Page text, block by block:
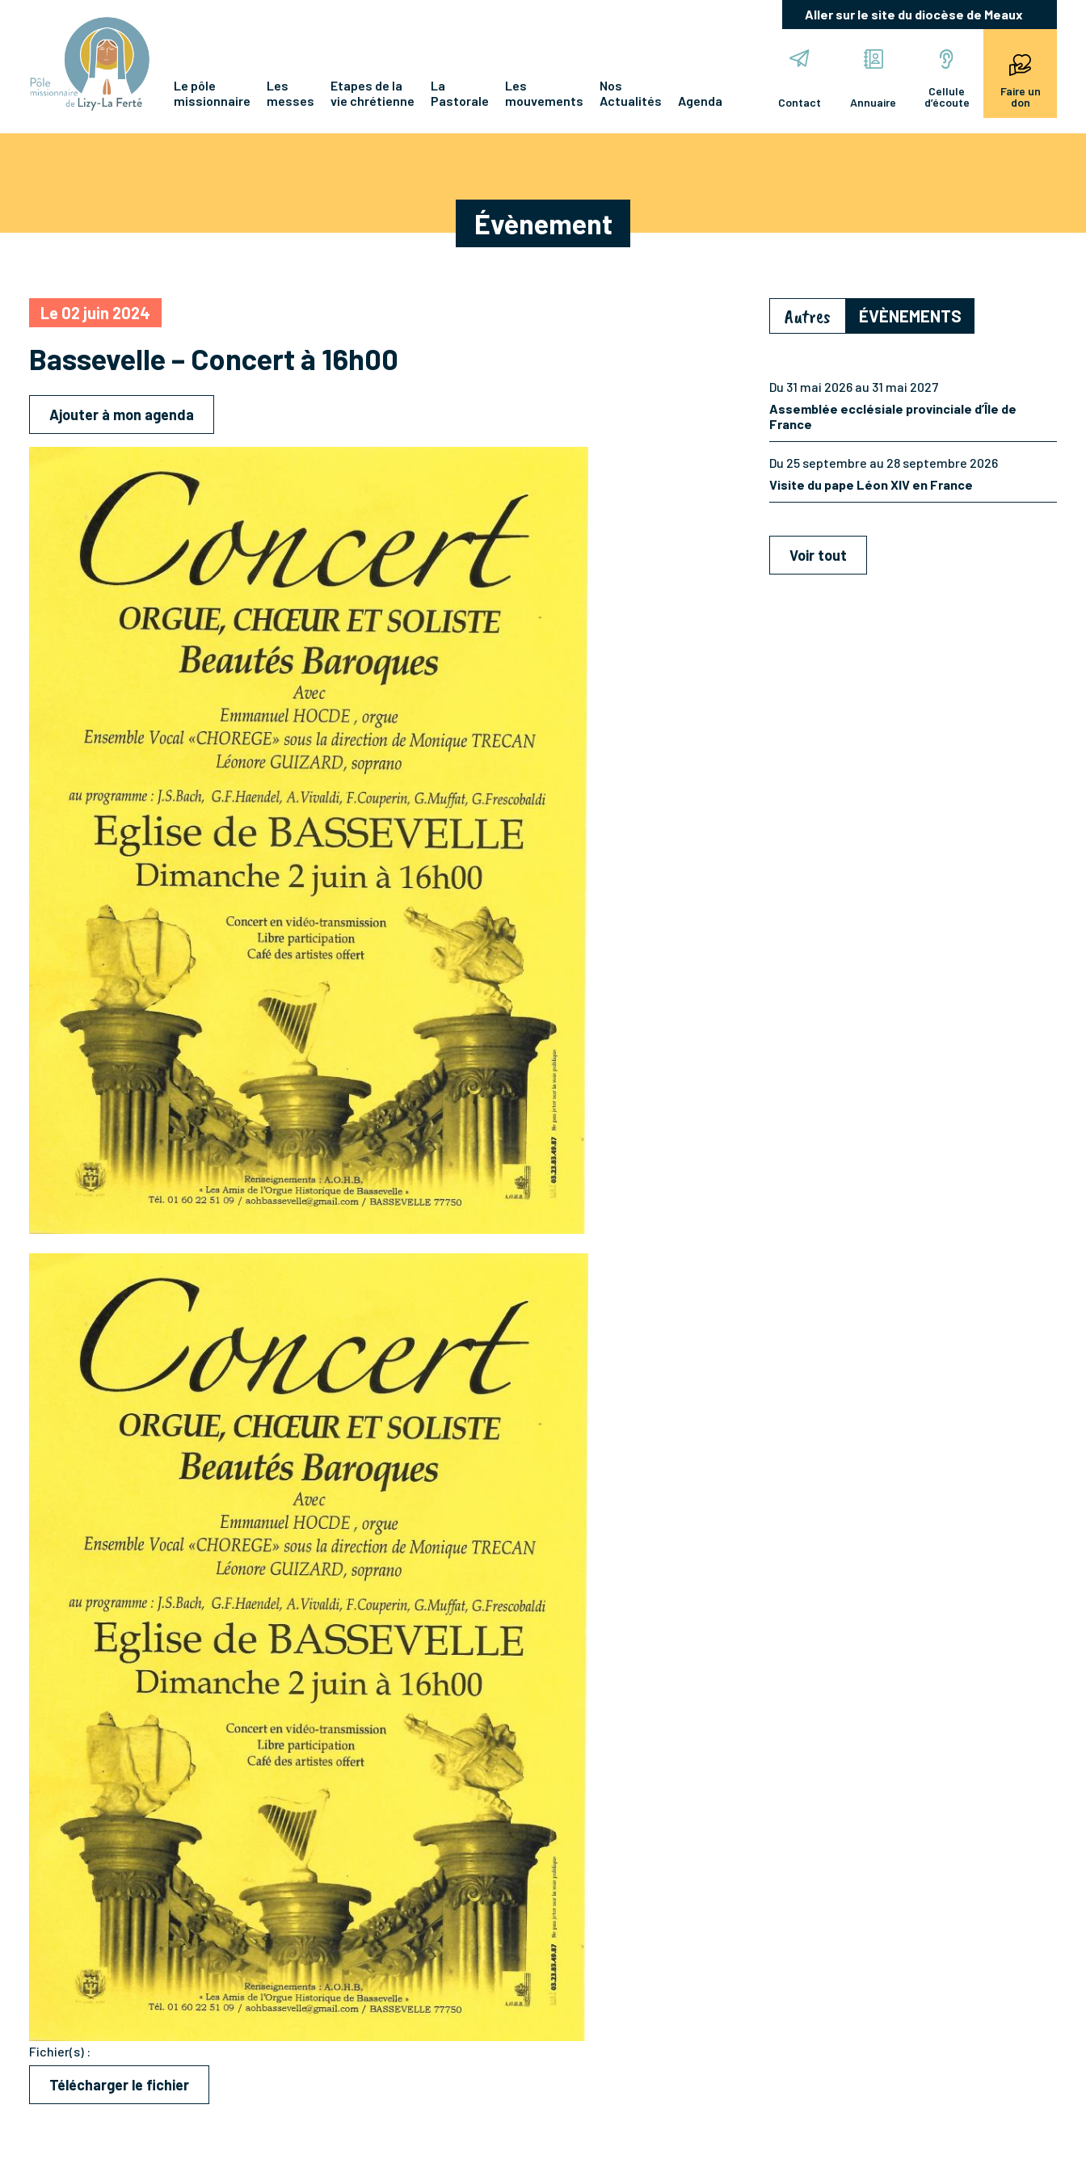
Aller sur le site du diocèse de Meaux
Le pôle
missionnaire
Les
messes
Etapes de la
vie chrétienne
La
Pastorale
Les
mouvements
Nos
Actualités
Agenda Contact Annuaire
Cellule
d’écoute
Faire un
don
Évènement
Le 02 juin 2024
Bassevelle – Concert à 16h00
Ajouter à mon agenda
Fichier(s) :
Télécharger le fichier
Autres ÉVÈNEMENTS
Du 31 mai 2026 au 31 mai 2027
Assemblée ecclésiale provinciale d’Île de
France
Du 25 septembre au 28 septembre 2026
Visite du pape Léon XIV en France
Voir tout